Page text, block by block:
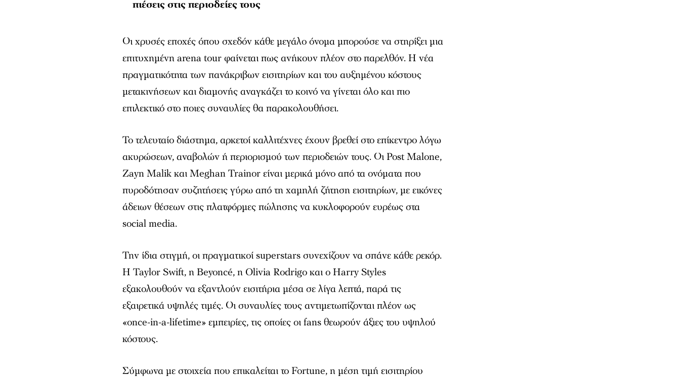
πιέσεις στις περιοδείες τους
Οι χρυσές εποχές όπου σχεδόν κάθε μεγάλο όνομα μπορούσε να στηρίξει μια
επιτυχημένη arena tour φαίνεται πως ανήκουν πλέον στο παρελθόν. Η νέα
πραγματικότητα των πανάκριβων εισιτηρίων και του αυξημένου κόστους
μετακινήσεων και διαμονής αναγκάζει το κοινό να γίνεται όλο και πιο
επιλεκτικό στο ποιες συναυλίες θα παρακολουθήσει.
Το τελευταίο διάστημα, αρκετοί καλλιτέχνες έχουν βρεθεί στο επίκεντρο λόγω
ακυρώσεων, αναβολών ή περιορισμού των περιοδειών τους. Οι Post Malone,
Zayn Malik και Meghan Trainor είναι μερικά μόνο από τα ονόματα που
πυροδότησαν συζητήσεις γύρω από τη χαμηλή ζήτηση εισιτηρίων, με εικόνες
άδειων θέσεων στις πλατφόρμες πώλησης να κυκλοφορούν ευρέως στα
social media.
Την ίδια στιγμή, οι πραγματικοί superstars συνεχίζουν να σπάνε κάθε ρεκόρ.
Η Taylor Swift, η Beyoncé, η Olivia Rodrigo και ο Harry Styles
εξακολουθούν να εξαντλούν εισιτήρια μέσα σε λίγα λεπτά, παρά τις
εξαιρετικά υψηλές τιμές. Οι συναυλίες τους αντιμετωπίζονται πλέον ως
«once-in-a-lifetime» εμπειρίες, τις οποίες οι fans θεωρούν άξιες του υψηλού
κόστους.
Σύμφωνα με στοιχεία που επικαλείται το Fortune, η μέση τιμή εισιτηρίου